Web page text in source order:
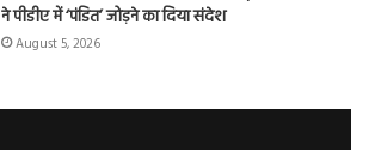
ने पीडीए में ‘पंडित’ जोड़ने का दिया संदेश
August 5, 2026